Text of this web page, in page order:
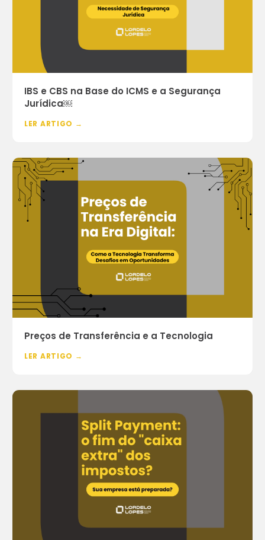
IBS e CBS na Base do ICMS e a Segurança
Jurídica￼
LER ARTIGO →
Preços de Transferência e a Tecnologia
LER ARTIGO →